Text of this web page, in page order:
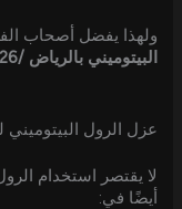
ولهذا يفضل أصحاب
البيتوميني بالرياض /2026
عزل الرول البيتوميني
لا يقتصر استخدام
أيضًا في: